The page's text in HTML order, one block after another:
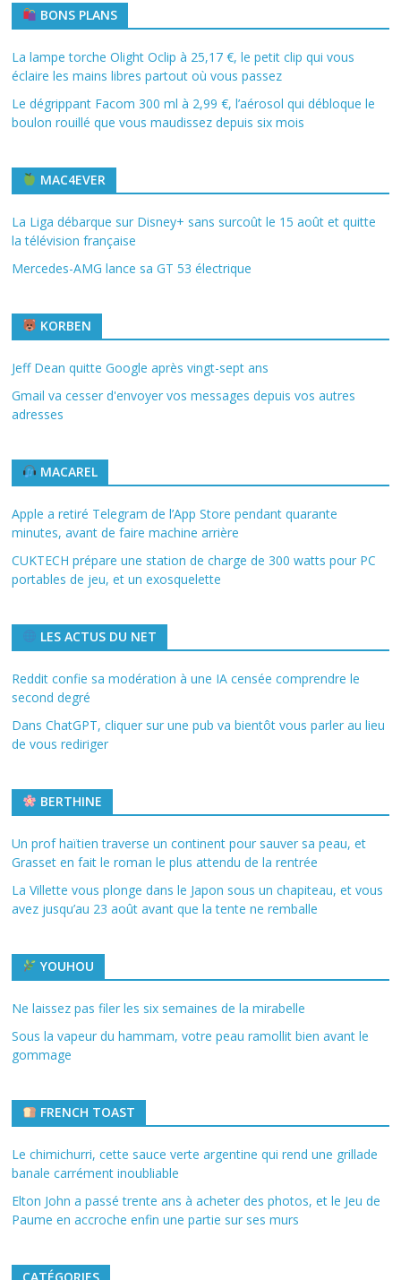
BONS PLANS
La lampe torche Olight Oclip à 25,17 €, le petit clip qui vous
éclaire les mains libres partout où vous passez
Le dégrippant Facom 300 ml à 2,99 €, l’aérosol qui débloque le
boulon rouillé que vous maudissez depuis six mois
MAC4EVER
La Liga débarque sur Disney+ sans surcoût le 15 août et quitte
la télévision française
Mercedes-AMG lance sa GT 53 électrique
KORBEN
Jeff Dean quitte Google après vingt-sept ans
Gmail va cesser d'envoyer vos messages depuis vos autres
adresses
MACAREL
Apple a retiré Telegram de l’App Store pendant quarante
minutes, avant de faire machine arrière
CUKTECH prépare une station de charge de 300 watts pour PC
portables de jeu, et un exosquelette
LES ACTUS DU NET
Reddit confie sa modération à une IA censée comprendre le
second degré
Dans ChatGPT, cliquer sur une pub va bientôt vous parler au lieu
de vous rediriger
BERTHINE
Un prof haïtien traverse un continent pour sauver sa peau, et
Grasset en fait le roman le plus attendu de la rentrée
La Villette vous plonge dans le Japon sous un chapiteau, et vous
avez jusqu’au 23 août avant que la tente ne remballe
YOUHOU
Ne laissez pas filer les six semaines de la mirabelle
Sous la vapeur du hammam, votre peau ramollit bien avant le
gommage
FRENCH TOAST
Le chimichurri, cette sauce verte argentine qui rend une grillade
banale carrément inoubliable
Elton John a passé trente ans à acheter des photos, et le Jeu de
Paume en accroche enfin une partie sur ses murs